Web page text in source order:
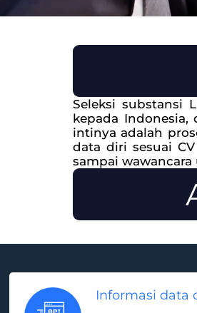
Seleksi substansi
kepada Indonesia,
intinya adalah
data diri sesuai
sampai
Informasi data